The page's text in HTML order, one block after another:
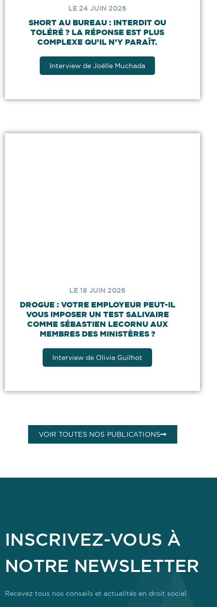
LE 24 JUIN 2026
SHORT AU BUREAU : INTERDIT OU
TOLÉRÉ ? LA RÉPONSE EST PLUS
COMPLEXE QU’IL N’Y PARAÎT.
Interview de Joëlle Muchada
LE 18 JUIN 2026
DROGUE : VOTRE EMPLOYEUR PEUT-IL
VOUS IMPOSER UN TEST SALIVAIRE
COMME SÉBASTIEN LECORNU AUX
MEMBRES DES MINISTÈRES ?
Interview de Olivia Guilhot
VOIR TOUTES NOS PUBLICATIONS
INSCRIVEZ-VOUS À
NOTRE NEWSLETTER
Recevez tous nos conseils et actualités en droit social